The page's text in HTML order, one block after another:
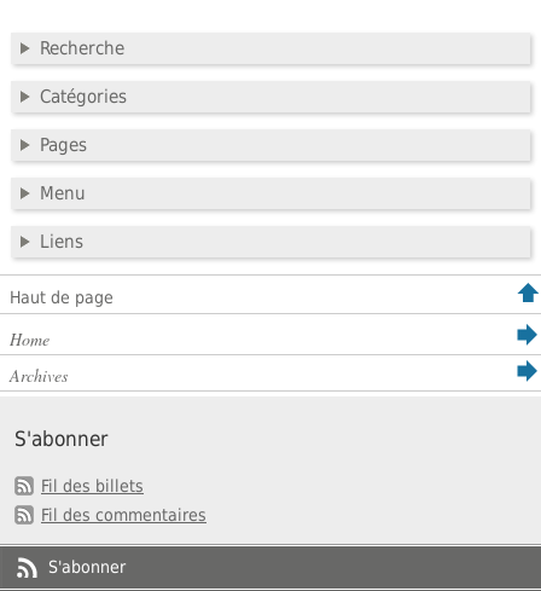
Recherche
Catégories
Pages
Menu
Liens
Haut de page
Home
Archives
S'abonner
Fil des billets
Fil des commentaires
S'abonner